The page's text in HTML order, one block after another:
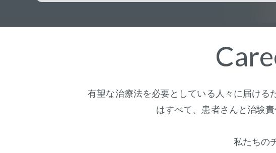
有望な治療法を必要としている人々に届け
はすべて、患者さんと治験
私たちの